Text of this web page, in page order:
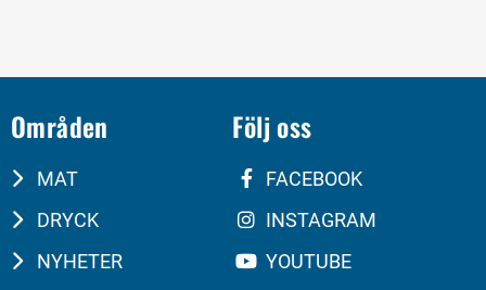
Områden
MAT
DRYCK
NYHETER
Följ oss
FACEBOOK
INSTAGRAM
YOUTUBE